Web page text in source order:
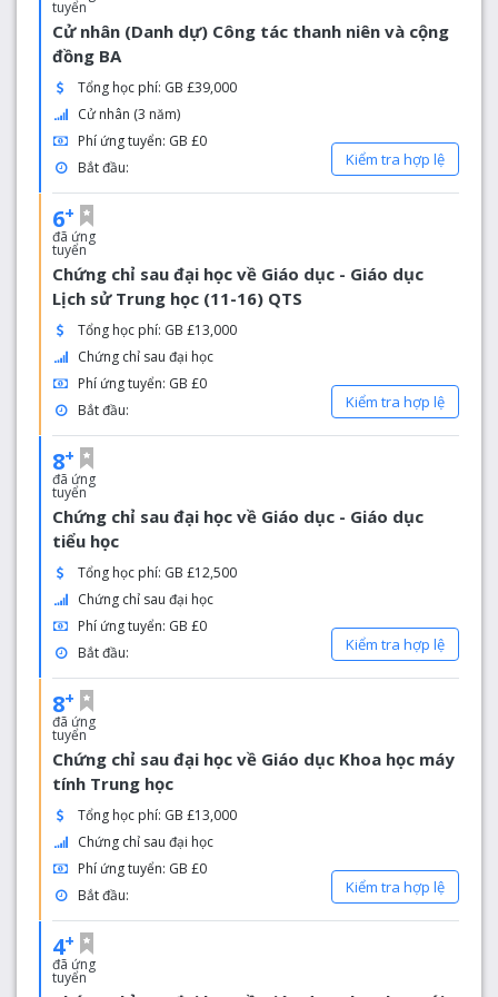
tuyển
Cử nhân (Danh dự) Công tác thanh niên và cộng
đồng BA
Tổng học phí: GB £39,000
Cử nhân (3 năm)
Phí ứng tuyển: GB £0
Bắt đầu:
Kiểm tra hợp lệ
6+
đã ứng
tuyển
Chứng chỉ sau đại học về Giáo dục - Giáo dục
Lịch sử Trung học (11-16) QTS
Tổng học phí: GB £13,000
Chứng chỉ sau đại học
Phí ứng tuyển: GB £0
Bắt đầu:
Kiểm tra hợp lệ
8+
đã ứng
tuyển
Chứng chỉ sau đại học về Giáo dục - Giáo dục
tiểu học
Tổng học phí: GB £12,500
Chứng chỉ sau đại học
Phí ứng tuyển: GB £0
Bắt đầu:
Kiểm tra hợp lệ
8+
đã ứng
tuyển
Chứng chỉ sau đại học về Giáo dục Khoa học máy
tính Trung học
Tổng học phí: GB £13,000
Chứng chỉ sau đại học
Phí ứng tuyển: GB £0
Bắt đầu:
Kiểm tra hợp lệ
4+
đã ứng
tuyển